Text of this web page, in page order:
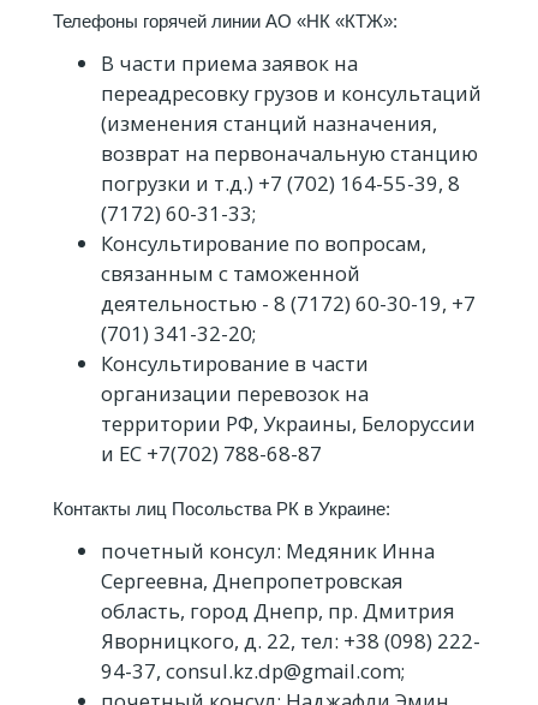
Телефоны горячей линии АО «НК «КТЖ»:
В части приема заявок на
переадресовку грузов и консультаций
(изменения станций назначения,
возврат на первоначальную станцию
погрузки и т.д.) +7 (702) 164-55-39, 8
(7172) 60-31-33;
Консультирование по вопросам,
связанным с таможенной
деятельностью - 8 (7172) 60-30-19, +7
(701) 341-32-20;
Консультирование в части
организации перевозок на
территории РФ, Украины, Белоруссии
и ЕС +7(702) 788-68-87
Контакты лиц Посольства РК в Украине:
почетный консул: Медяник Инна
Сергеевна, Днепропетровская
область, город Днепр, пр. Дмитрия
Яворницкого, д. 22, тел: +38 (098) 222-
94-37, consul.kz.dp@gmail.com;